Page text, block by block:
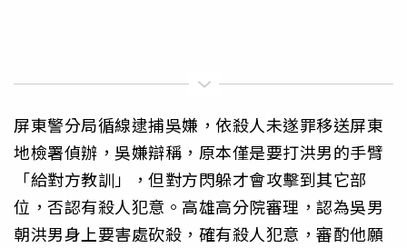
屏東警分局循線逮捕吳嫌，依殺人未遂罪移送屏東
地檢署偵辦，吳嫌辯稱，原本僅是要打洪男的手臂
「給對方教訓」，但對方閃躲才會攻擊到其它部
位，否認有殺人犯意。高雄高分院審理，認為吳男
朝洪男身上要害處砍殺，確有殺人犯意，審酌他願